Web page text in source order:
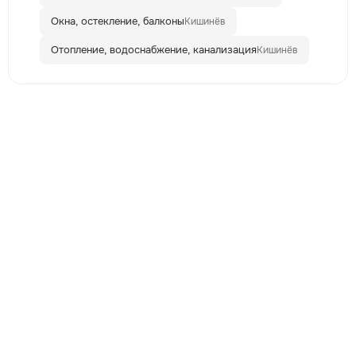
Окна, остекление, балконыКишинёв
Отопление, водоснабжение, канализацияКишинёв